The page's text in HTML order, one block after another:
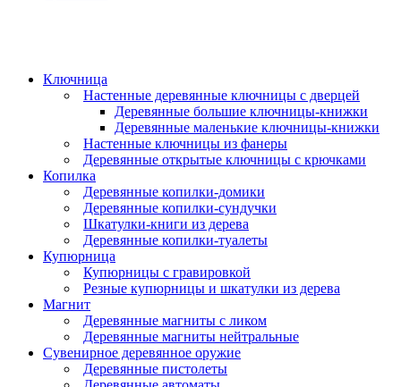
Ключница
Настенные деревянные ключницы с дверцей
Деревянные большие ключницы-книжки
Деревянные маленькие ключницы-книжки
Настенные ключницы из фанеры
Деревянные открытые ключницы с крючками
Копилка
Деревянные копилки-домики
Деревянные копилки-сундучки
Шкатулки-книги из дерева
Деревянные копилки-туалеты
Купюрница
Купюрницы с гравировкой
Резные купюрницы и шкатулки из дерева
Магнит
Деревянные магниты с ликом
Деревянные магниты нейтральные
Сувенирное деревянное оружие
Деревянные пистолеты